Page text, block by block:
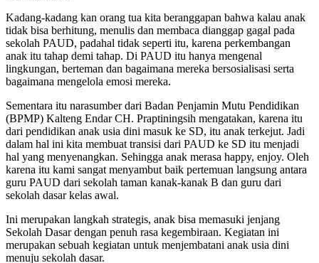
Kadang-kadang kan orang tua kita beranggapan bahwa kalau anak
tidak bisa berhitung, menulis dan membaca dianggap gagal pada
sekolah PAUD, padahal tidak seperti itu, karena perkembangan
anak itu tahap demi tahap. Di PAUD itu hanya mengenal
lingkungan, berteman dan bagaimana mereka bersosialisasi serta
bagaimana mengelola emosi mereka.
Sementara itu narasumber dari Badan Penjamin Mutu Pendidikan
(BPMP) Kalteng Endar CH. Praptiningsih mengatakan, karena itu
dari pendidikan anak usia dini masuk ke SD, itu anak terkejut. Jadi
dalam hal ini kita membuat transisi dari PAUD ke SD itu menjadi
hal yang menyenangkan. Sehingga anak merasa happy, enjoy. Oleh
karena itu kami sangat menyambut baik pertemuan langsung antara
guru PAUD dari sekolah taman kanak-kanak B dan guru dari
sekolah dasar kelas awal.
Ini merupakan langkah strategis, anak bisa memasuki jenjang
Sekolah Dasar dengan penuh rasa kegembiraan. Kegiatan ini
merupakan sebuah kegiatan untuk menjembatani anak usia dini
menuju sekolah dasar.